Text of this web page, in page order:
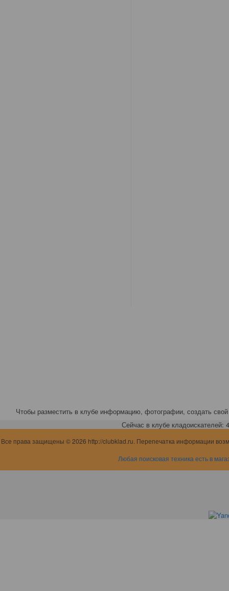
Чтобы разместить в клубе информацию, фотографии, создать свой
Сейчас в клубе кладоискателей:
Все права защищены © 2026 http://clubklad.ru. Перепечатка информации
Любая поисковая техника есть в